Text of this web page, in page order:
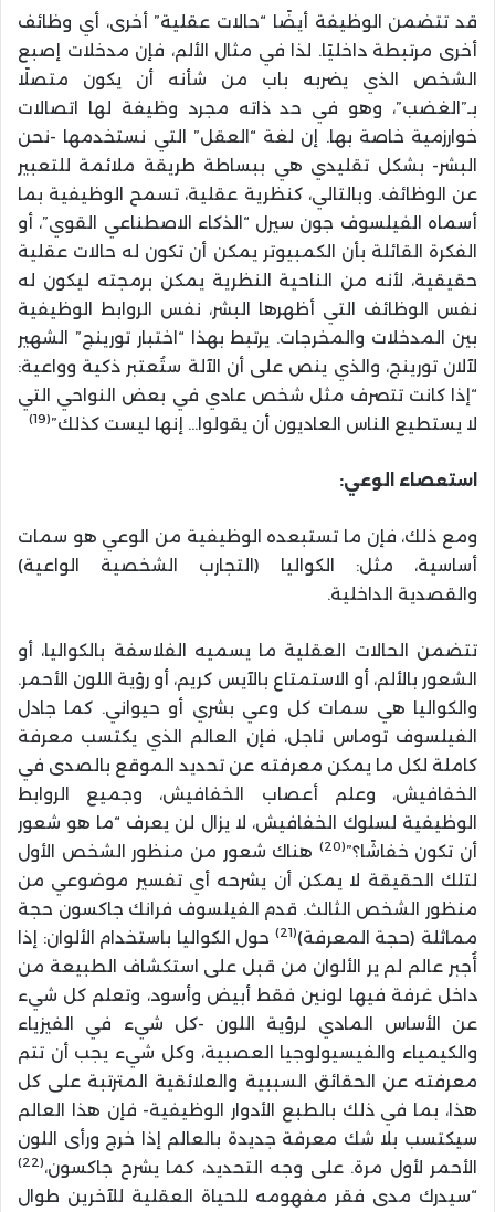
قد تتضمن الوظيفة أيضًا “حالات عقلية” أخرى، أي وظائف
أخرى مرتبطة داخليًا. لذا في مثال الألم، فإن مدخلات إصبع
الشخص الذي يضربه باب من شأنه أن يكون متصلًا
بـ”الغضب”، وهو في حد ذاته مجرد وظيفة لها اتصالات
خوارزمية خاصة بها. إن لغة “العقل” التي نستخدمها -نحن
البشر- بشكل تقليدي هي ببساطة طريقة ملائمة للتعبير
عن الوظائف. وبالتالي، كنظرية عقلية، تسمح الوظيفية بما
أسماه الفيلسوف جون سيرل “الذكاء الاصطناعي القوي”، أو
الفكرة القائلة بأن الكمبيوتر يمكن أن تكون له حالات عقلية
حقيقية، لأنه من الناحية النظرية يمكن برمجته ليكون له
نفس الوظائف التي أظهرها البشر، نفس الروابط الوظيفية
بين المدخلات والمخرجات. يرتبط بهذا “اختبار تورينج” الشهير
لآلان تورينج، والذي ينص على أن الآلة ستُعتبر ذكية وواعية:
“إذا كانت تتصرف مثل شخص عادي في بعض النواحي التي
لا يستطيع الناس العاديون أن يقولوا… إنها ليست كذلك”(19)
استعصاء الوعي:
ومع ذلك، فإن ما تستبعده الوظيفية من الوعي هو سمات
أساسية، مثل: الكواليا (التجارب الشخصية الواعية)
والقصدية الداخلية.
تتضمن الحالات العقلية ما يسميه الفلاسفة بالكواليا، أو
الشعور بالألم، أو الاستمتاع بالآيس كريم، أو رؤية اللون الأحمر.
والكواليا هي سمات كل وعي بشري أو حيواني. كما جادل
الفيلسوف توماس ناجل، فإن العالم الذي يكتسب معرفة
كاملة لكل ما يمكن معرفته عن تحديد الموقع بالصدى في
الخفافيش، وعلم أعصاب الخفافيش، وجميع الروابط
الوظيفية لسلوك الخفافيش، لا يزال لن يعرف “ما هو شعور
أن تكون خفاشًا؟”(20)
هناك شعور من منظور الشخص الأول
لتلك الحقيقة لا يمكن أن يشرحه أي تفسير موضوعي من
منظور الشخص الثالث. قدم الفيلسوف فرانك جاكسون حجة
مماثلة (حجة المعرفة)(21)
حول الكواليا باستخدام الألوان: إذا
أُجبر عالم لم ير الألوان من قبل على استكشاف الطبيعة من
داخل غرفة فيها لونين فقط أبيض وأسود، وتعلم كل شيء
عن الأساس المادي لرؤية اللون -كل شيء في الفيزياء
والكيمياء والفيسيولوجيا العصبية، وكل شيء يجب أن تتم
معرفته عن الحقائق السببية والعلائقية المترتبة على كل
هذا، بما في ذلك بالطبع الأدوار الوظيفية- فإن هذا العالم
سيكتسب بلا شك معرفة جديدة بالعالم إذا خرج ورأى اللون
الأحمر لأول مرة. على وجه التحديد، كما يشرح جاكسون،(22)
“سيدرك مدى فقر مفهومه للحياة العقلية للآخرين طوال